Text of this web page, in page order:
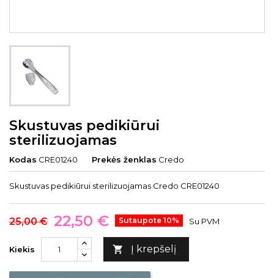
Skustuvas pedikiūrui
sterilizuojamas
Kodas CRE01240 Prekės ženklas Credo
Skustuvas pedikiūrui sterilizuojamas Credo CRE01240
25,00 € 22,50 € Sutaupote 10% Su PVM
Kiekis  Į krepšelį